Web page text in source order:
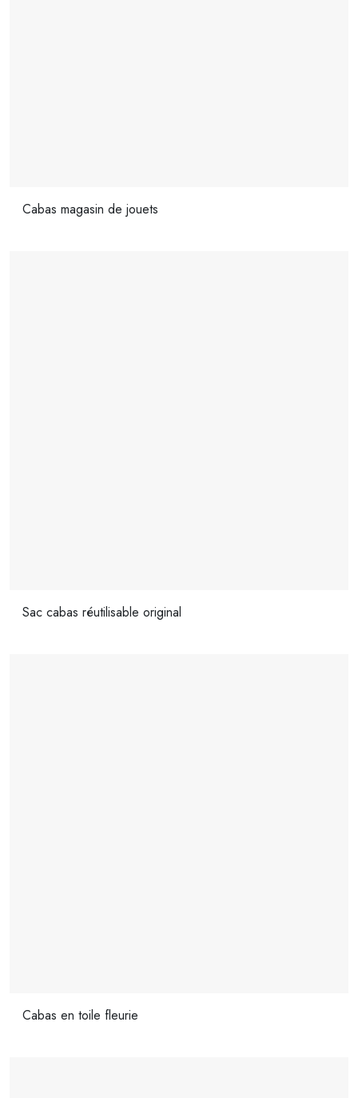
Cabas magasin de jouets
Sac cabas réutilisable original
Cabas en toile fleurie